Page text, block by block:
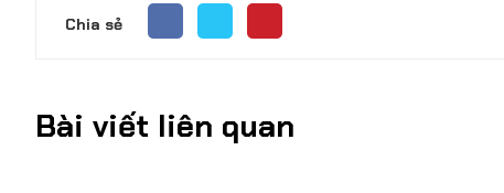
Chia sẻ
Bài viết liên quan